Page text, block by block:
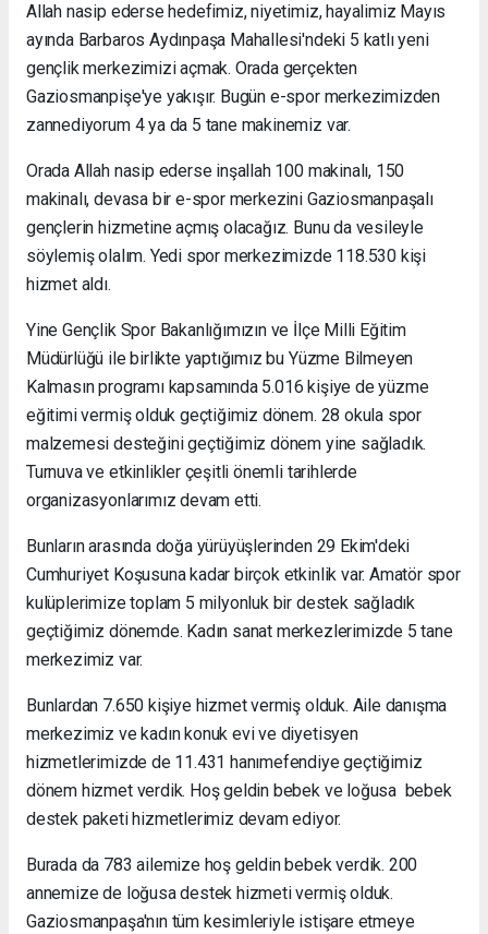
Allah nasip ederse hedefimiz, niyetimiz, hayalimiz Mayıs
ayında Barbaros Aydınpaşa Mahallesi'ndeki 5 katlı yeni
gençlik merkezimizi açmak. Orada gerçekten
Gaziosmanpişe'ye yakışır. Bugün e-spor merkezimizden
zannediyorum 4 ya da 5 tane makinemiz var.
Orada Allah nasip ederse inşallah 100 makinalı, 150
makinalı, devasa bir e-spor merkezini Gaziosmanpaşalı
gençlerin hizmetine açmış olacağız. Bunu da vesileyle
söylemiş olalım. Yedi spor merkezimizde 118.530 kişi
hizmet aldı.
Yine Gençlik Spor Bakanlığımızın ve İlçe Milli Eğitim
Müdürlüğü ile birlikte yaptığımız bu Yüzme Bilmeyen
Kalmasın programı kapsamında 5.016 kişiye de yüzme
eğitimi vermiş olduk geçtiğimiz dönem. 28 okula spor
malzemesi desteğini geçtiğimiz dönem yine sağladık.
Turnuva ve etkinlikler çeşitli önemli tarihlerde
organizasyonlarımız devam etti.
Bunların arasında doğa yürüyüşlerinden 29 Ekim'deki
Cumhuriyet Koşusuna kadar birçok etkinlik var. Amatör spor
kulüplerimize toplam 5 milyonluk bir destek sağladık
geçtiğimiz dönemde. Kadın sanat merkezlerimizde 5 tane
merkezimiz var.
Bunlardan 7.650 kişiye hizmet vermiş olduk. Aile danışma
merkezimiz ve kadın konuk evi ve diyetisyen
hizmetlerimizde de 11.431 hanımefendiye geçtiğimiz
dönem hizmet verdik. Hoş geldin bebek ve loğusa bebek
destek paketi hizmetlerimiz devam ediyor.
Burada da 783 ailemize hoş geldin bebek verdik. 200
annemize de loğusa destek hizmeti vermiş olduk.
Gaziosmanpaşa'nın tüm kesimleriyle istişare etmeye